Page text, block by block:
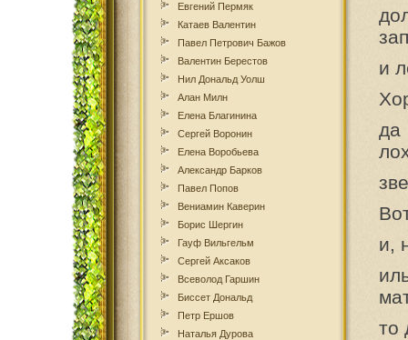
Евгений Пермяк
Катаев Валентин
Павел Петрович Бажов
Валентин Берестов
Нил Дональд Уолш
Алан Милн
Елена Благинина
Сергей Воронин
Елена Воробьева
Александр Барков
Павел Попов
Вениамин Каверин
Борис Шергин
Гауф Вильгельм
Сергей Аксаков
Всеволод Гаршин
Биссет Дональд
Петр Ершов
Наталья Дурова
и
да
и,
то